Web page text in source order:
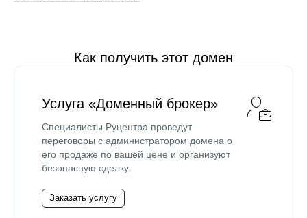
Как получить этот домен
Услуга «Доменный брокер»
Специалисты Руцентра проведут
переговоры с администратором домена о
его продаже по вашей цене и организуют
безопасную сделку.
Заказать услугу